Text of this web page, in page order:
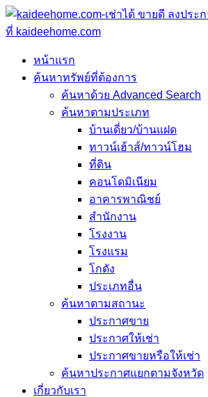
หน้าแรก
ค้นหาทรัพย์ที่ต้องการ
ค้นหาด้วย Advanced Search
ค้นหาตามประเภท
บ้านเดี่ยว/บ้านแฝด
ทาวน์เฮ้าส์/ทาวน์โฮม
ที่ดิน
คอนโดมิเนียม
อาคารพาณิชย์
สำนักงาน
โรงงาน
โรงแรม
โกดัง
ประเภทอื่น
ค้นหาตามสถานะ
ประกาศขาย
ประกาศให้เช่า
ประกาศขายหรือให้เช่า
ค้นหาประกาศแยกตามจังหวัด
เกี่ยวกับเรา